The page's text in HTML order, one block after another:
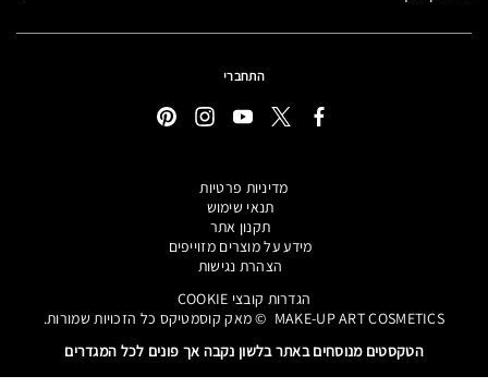
התחברי
מדיניות פרטיות
תנאי שימוש
תקנון אתר
מידע על מוצרים מזוייפים
הצהרת נגישות
הגדרות קובצי COOKIE
MAKE-UP ART COSMETICS© מאק קוסמטיקס כל הזכויות שמורות.
הטקסטים מנוסחים באתר בלשון נקבה אך פונים לכל המגדרים